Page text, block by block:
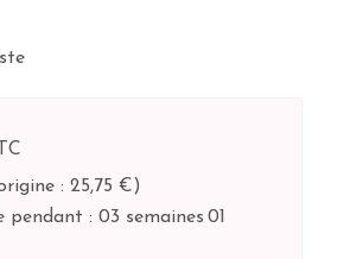
: 25,75 €)
pendant : 03 semaines 01